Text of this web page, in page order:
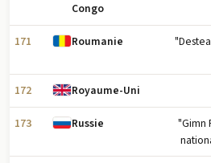
Congo
171 Roumanie
172 Royaume-Uni
173 Russie
"Gimn